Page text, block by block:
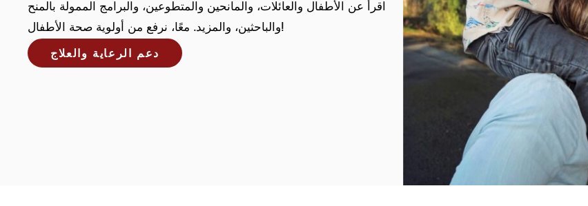
اقرأ عن الأطفال والعائلات، والمانحين والمتطوعين، والبرامج الممولة بالمنح
والباحثين، والمزيد. معًا، نرفع من أولوية صحة الأطفال!
دعم الرعاية والعلاج